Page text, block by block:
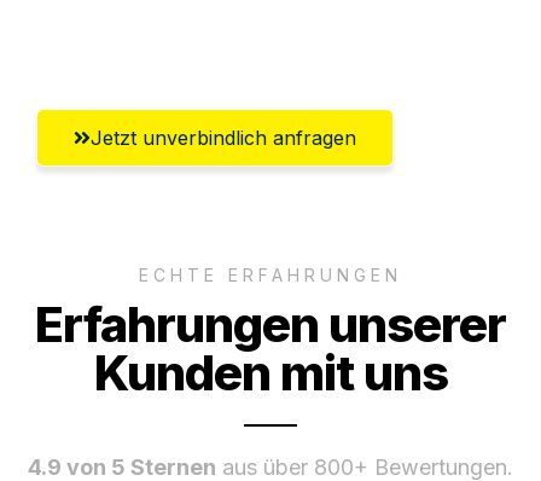
Jetzt unverbindlich anfragen
ECHTE ERFAHRUNGEN
Erfahrungen unserer
Kunden mit uns
4.9 von 5 Sternen aus über 800+ Bewertungen.